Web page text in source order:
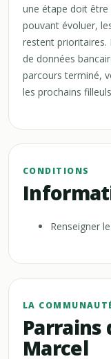
une étape doit
pouvant évoluer,
restent prioritaires.
de données
parcours terminé,
les prochains
CONDITIONS
Renseigner
LA
Parrains
Marcel